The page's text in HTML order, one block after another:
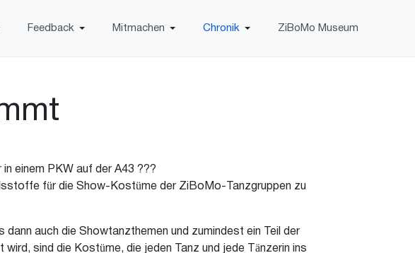
Feedback Mitmachen Chronik ZiBoMo Museum
einem PKW auf der A43 ???
für die Show-Kostüme der ZiBoMo-Tanzgruppen zu
auch die Showtanzthemen und zumindest ein Teil der
sind die Kostüme, die jeden Tanz und jede Tänzerin ins